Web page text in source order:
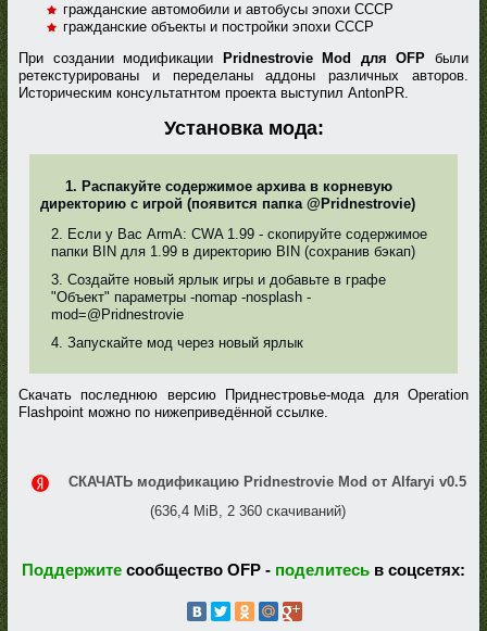
гражданские автомобили и автобусы эпохи СССР
гражданские объекты и постройки эпохи СССР
При создании модификации
Pridnestrovie Mod для OFP были
ретекстурированы и переделаны аддоны различных авторов.
Историческим консультатнтом проекта выступил AntonPR.
Установка мода:
1. Распакуйте содержимое архива в корневую
директорию с игрой (появится папка @Pridnestrovie)
2. Если у Вас ArmA: CWA 1.99 - скопируйте содержимое
папки BIN для 1.99 в директорию BIN (сохранив бэкап)
3. Создайте новый ярлык игры и добавьте в графе
"Объект" параметры -nomap -nosplash -
mod=@Pridnestrovie
4. Запускайте мод через новый ярлык
Скачать последнюю версию Приднестровье-мода для Operation
Flashpoint можно по нижеприведённой ссылке.
СКАЧАТЬ модификацию Pridnestrovie Mod от Alfaryi v0.5
(636,4 MiB, 2 360 скачиваний)
Поддержите сообщество OFP - поделитесь в соцсетях: